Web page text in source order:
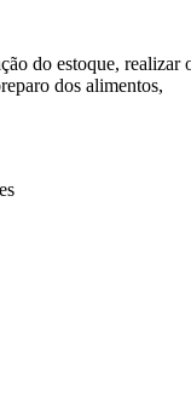
do estoque, realizar
dos alimentos,